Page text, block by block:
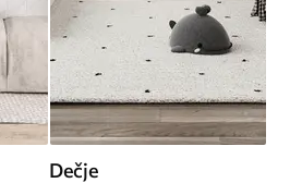
Dečje